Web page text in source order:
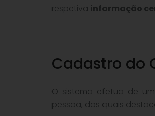
respetiva informação
Cadastro do
O sistema efetua de
pessoa, dos quais